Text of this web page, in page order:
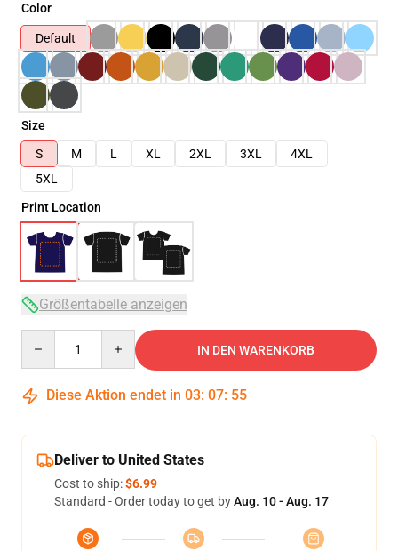
Color
Default
Size
S
M L XL 2XL 3XL
4XL
5XL
Print Location
Größentabelle anzeigen
IN DEN WARENKORB
Diese Aktion endet in 03: 07: 54
Deliver to United States
Cost to ship:$6.99
Standard - Order today to get byAug. 10 - Aug. 17